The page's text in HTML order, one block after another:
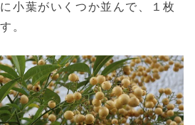
小葉がいくつか並んで、１枚
。